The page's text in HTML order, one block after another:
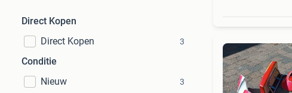
Direct Kopen
Direct Kopen
3
Conditie
Nieuw
3